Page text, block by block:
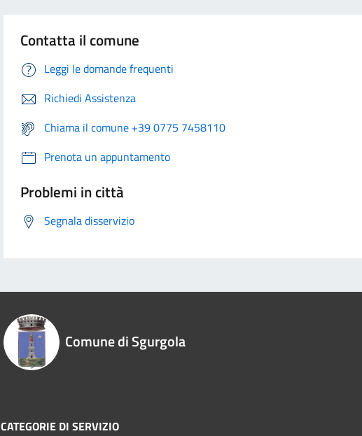
Contatta il comune
Leggi le domande frequenti
Richiedi Assistenza
Chiama il comune +39 0775 7458110
Prenota un appuntamento
Problemi in città
Segnala disservizio
Comune di Sgurgola
CATEGORIE DI SERVIZIO